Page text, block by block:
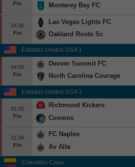
Fin
Monterey Bay FC
04:30
Fin
Las Vegas Lights FC
Oakland Roots Sc
Estados Unidos USA 1
04:00
Fin
Denver Summit FC
North Carolina Courage
Estados Unidos USA 3
01:00
Fin
Richmond Kickers
Cosmos
01:30
Fin
FC Naples
Av Alta
Colombia Copa